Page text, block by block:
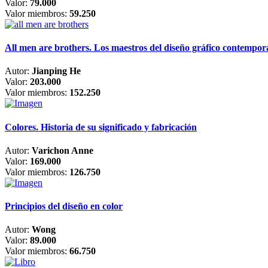
Valor: 79.000
Valor miembros: 59.250
All men are brothers. Los maestros del diseño gráfico
Autor: Jianping He
Valor: 203.000
Valor miembros: 152.250
Colores. Historia de su significado y fabricación
Autor: Varichon Anne
Valor: 169.000
Valor miembros: 126.750
Principios del diseño en color
Autor: Wong
Valor: 89.000
Valor miembros: 66.750